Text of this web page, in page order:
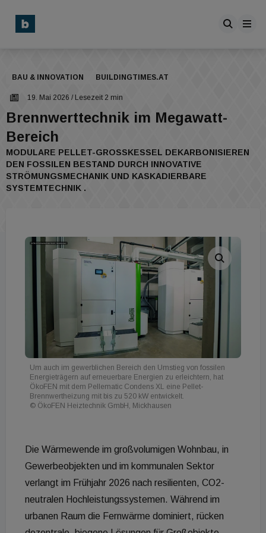
BAU & INNOVATION BUILDINGTIMES.AT
19. Mai 2026 / Lesezeit 2 min
Brennwerttechnik im Megawatt-
Bereich
MODULARE PELLET-GROSSKESSEL DEKARBONISIEREN D
EN FOSSILEN BESTAND DURCH INNOVATIVE S
TRÖMUNGSMECHANIK UND KASKADIERBARE S
YSTEMTECHNIK .
Um auch im gewerblichen Bereich den Umstieg von fossilen
Energieträgern auf erneuerbare Energien zu erleichtern, hat
ÖkoFEN mit dem Pellematic Condens XL eine Pellet-
Brennwertheizung mit bis zu 520 kW entwickelt.
© ÖkoFEN Heiztechnik GmbH, Mickhausen
Die Wärmewende im großvolumigen Wohnbau, in
Gewerbeobjekten und im kommunalen Sektor
verlangt im Frühjahr 2026 nach resilienten, CO2-
neutralen Hochleistungssystemen. Während im
urbanen Raum die Fernwärme dominiert, rücken